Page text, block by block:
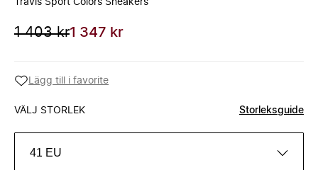
Travis Sport Colors Sneakers
1 403 kr1 347 kr
Lägg till i favorite
VÄLJ STORLEK Storleksguide
41 EU